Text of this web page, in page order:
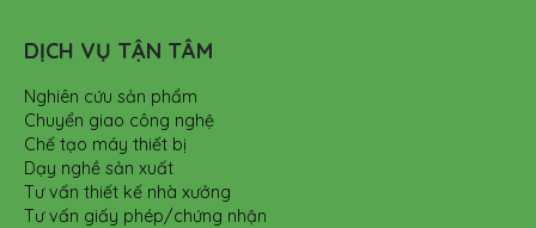
DỊCH VỤ TẬN TÂM
Nghiên cứu sản phẩm
Chuyển giao công nghệ
Chế tạo máy thiết bị
Dạy nghề sản xuất
Tư vấn thiết kế nhà xưởng
Tư vấn giấy phép/chứng nhận